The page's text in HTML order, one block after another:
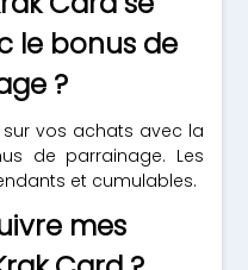
le bonus de
?
sur vos achats avec la
de parrainage. Les
et cumulables.
mes